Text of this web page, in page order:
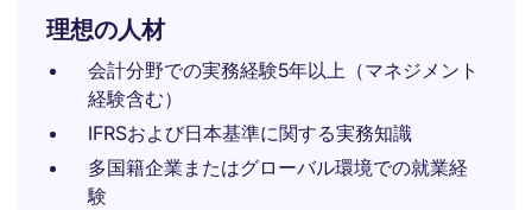
理想の人材
会計分野での実務経験5年以上（マネジメント
経験含む）
IFRSおよび日本基準に関する実務知識
多国籍企業またはグローバル環境での就業経
験